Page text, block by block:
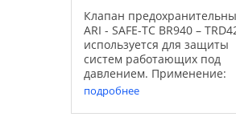
Клапан
ARI - SAFE-TC BR940 –
используется для защиты
систем работающих под
давлением. Применение:
Области применения:
промышленные установки,
технологии
подробнее